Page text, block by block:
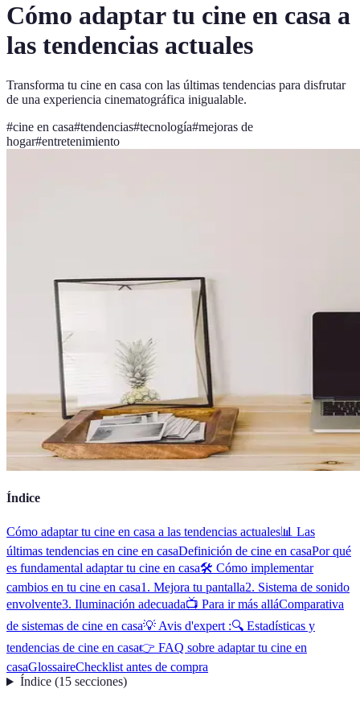
Cómo adaptar tu cine en casa a
las tendencias actuales
Transforma tu cine en casa con las últimas tendencias para disfrutar
de una experiencia cinematográfica inigualable.
#cine en casa#tendencias#tecnología#mejoras de
hogar#entretenimiento
Índice
Cómo adaptar tu cine en casa a las tendencias actuales📊 Las
últimas tendencias en cine en casaDefinición de cine en casaPor qué
es fundamental adaptar tu cine en casa🛠️ Cómo implementar
cambios en tu cine en casa1. Mejora tu pantalla2. Sistema de sonido
envolvente3. Iluminación adecuada📺 Para ir más alláComparativa
de sistemas de cine en casa💡 Avis d'expert :🔍 Estadísticas y
tendencias de cine en casa👉 FAQ sobre adaptar tu cine en
casaGlossaireChecklist antes de compra
Índice(15 secciones)